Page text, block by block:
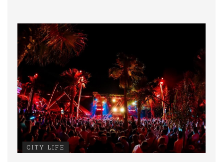
CITY LIFE